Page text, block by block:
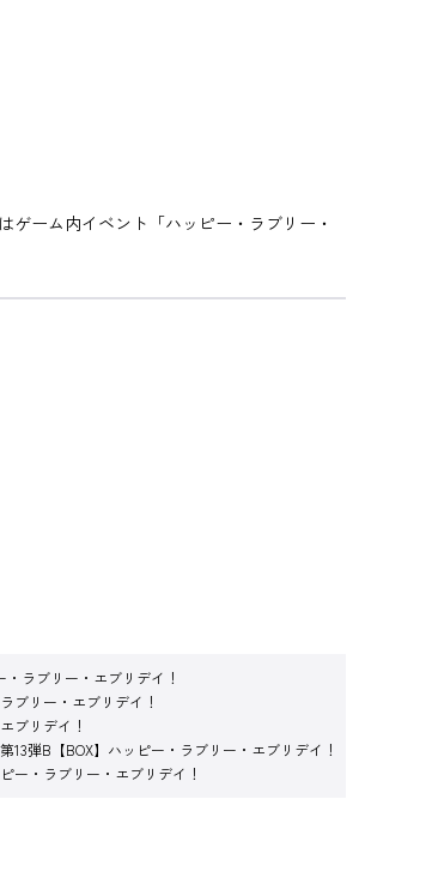
ゲーム内イベント「ハッピー・ラブリー・
ラブリー・エブリデイ！
ブリー・エブリデイ！
ブリデイ！
13弾B【BOX】ハッピー・ラブリー・エブリデイ！
ー・ラブリー・エブリデイ！